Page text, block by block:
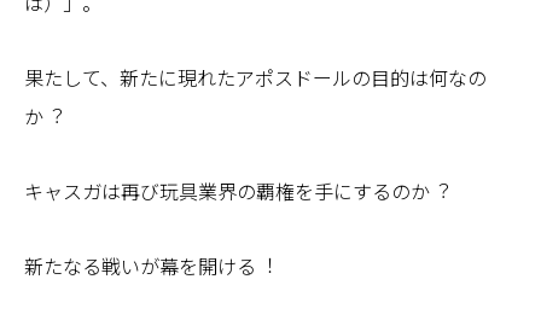
果たして、新たに現れたアポスドールの⽬的は何なの
か︖
キャスガは再び玩具業界の覇権を⼿にするのか︖
新たなる戦いが幕を開ける︕